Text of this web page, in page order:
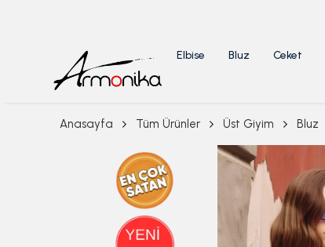
Elbise Bluz Ceket
Anasayfa Tüm Ürünler Üst Giyim Bluz